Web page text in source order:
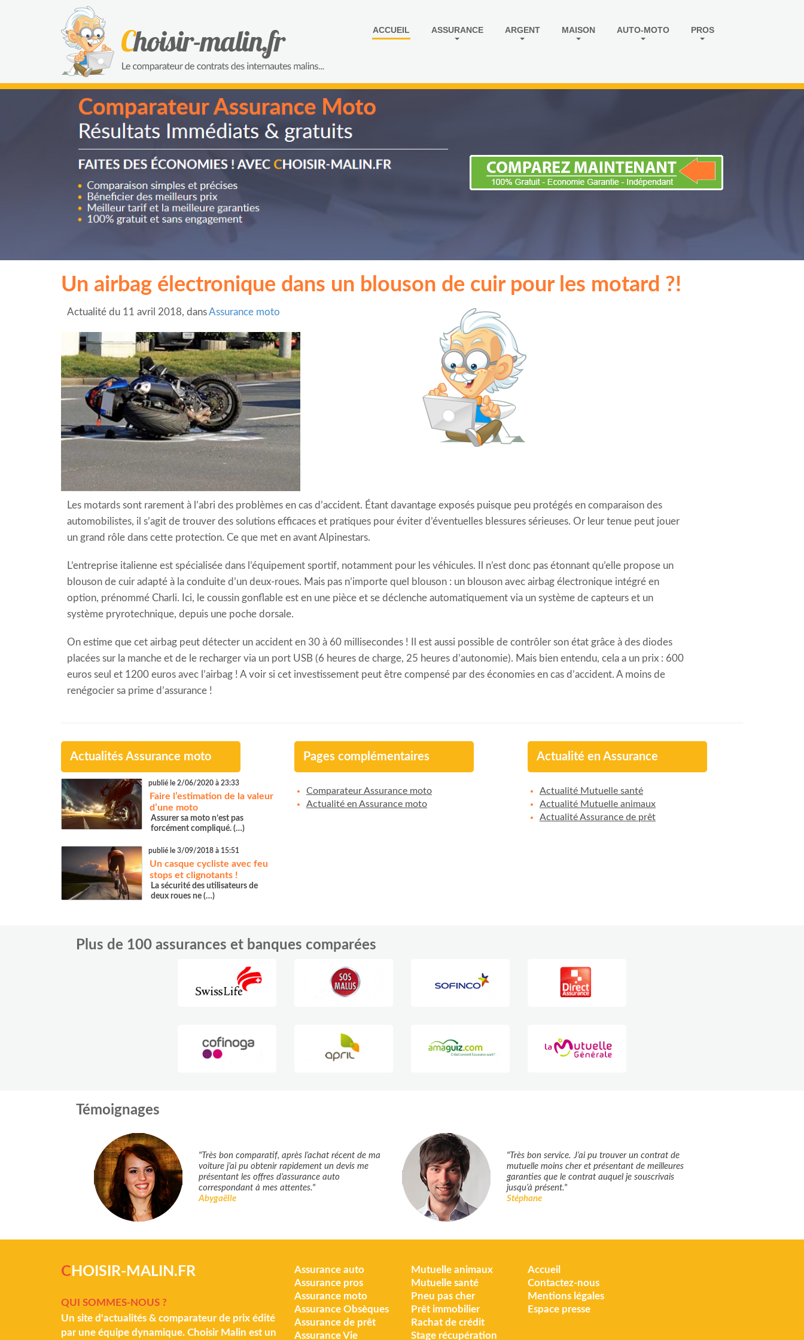
ACCUEIL ASSURANCE ARGENT MAISON AUTO-MOTO PROS
Un airbag électronique dans un blouson de cuir pour les motard ?!
Actualité du 11 avril 2018, dansAssurance moto
Les motards sont rarement à l’abri des problèmes en cas d’accident. Étant davantage exposés puisque peu protégés en comparaison des
automobilistes, il s’agit de trouver des solutions efficaces et pratiques pour éviter d’éventuelles blessures sérieuses. Or leur tenue peut jouer
un grand rôle dans cette protection. Ce que met en avant Alpinestars.
L’entreprise italienne est spécialisée dans l’équipement sportif, notamment pour les véhicules. Il n’est donc pas étonnant qu’elle propose un
blouson de cuir adapté à la conduite d’un deux-roues. Mais pas n’importe quel blouson : un blouson avec airbag électronique intégré en
option, prénommé Charli. Ici, le coussin gonflable est en une pièce et se déclenche automatiquement via un système de capteurs et un
système pryrotechnique, depuis une poche dorsale.
On estime que cet airbag peut détecter un accident en 30 à 60 millisecondes ! Il est aussi possible de contrôler son état grâce à des diodes
placées sur la manche et de le recharger via un port USB (6 heures de charge, 25 heures d’autonomie). Mais bien entendu, cela a un prix : 600
euros seul et 1200 euros avec l’airbag ! A voir si cet investissement peut être compensé par des économies en cas d’accident. A moins de
renégocier sa prime d’assurance !
Actualités Assurance moto
publié le 2/06/2020 à 23:33
Faire l’estimation de la valeur
d’une moto
Assurer sa moto n’est pas
forcément compliqué. (…)
publié le 3/09/2018 à 15:51
Un casque cycliste avec feu
stops et clignotants !
La sécurité des utilisateurs de
deux roues ne (…)
Pages complémentaires
Comparateur Assurance moto
Actualité en Assurance moto
Actualité en Assurance
Actualité Mutuelle santé
Actualité Mutuelle animaux
Actualité Assurance de prêt
Plus de 100 assurances et banques comparées
Témoignages
"Très bon comparatif, après l’achat récent de ma
voiture j’ai pu obtenir rapidement un devis me
présentant les offres d’assurance auto
correspondant à mes attentes."
Abygaëlle
"Très bon service. J’ai pu trouver un contrat de
mutuelle moins cher et présentant de meilleures
garanties que le contrat auquel je souscrivais
jusqu’à présent."
Stéphane
C HOISIR-MALIN.FR
QUI SOMMES-NOUS ?
Un site d'actualités & comparateur de prix édité
par une équipe dynamique. Choisir Malin est un
Assurance auto
Assurance pros
Assurance moto
Assurance Obsèques
Assurance de prêt
Assurance Vie
Mutuelle animaux
Mutuelle santé
Pneu pas cher
Prêt immobilier
Rachat de crédit
Stage récupération
Accueil
Contactez-nous
Mentions légales
Espace presse